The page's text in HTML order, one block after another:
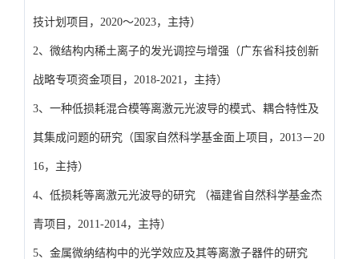
技计划项目，2020～2023，主持）
2、微结构内稀土离子的发光调控与增强（广东省科技创新
战略专项资金项目，2018-2021，主持）
3、一种低损耗混合模等离激元光波导的模式、耦合特性及
其集成问题的研究（国家自然科学基金面上项目，2013－20
16，主持）
4、低损耗等离激元光波导的研究 （福建省自然科学基金杰
青项目，2011-2014，主持）
5、金属微纳结构中的光学效应及其等离激子器件的研究